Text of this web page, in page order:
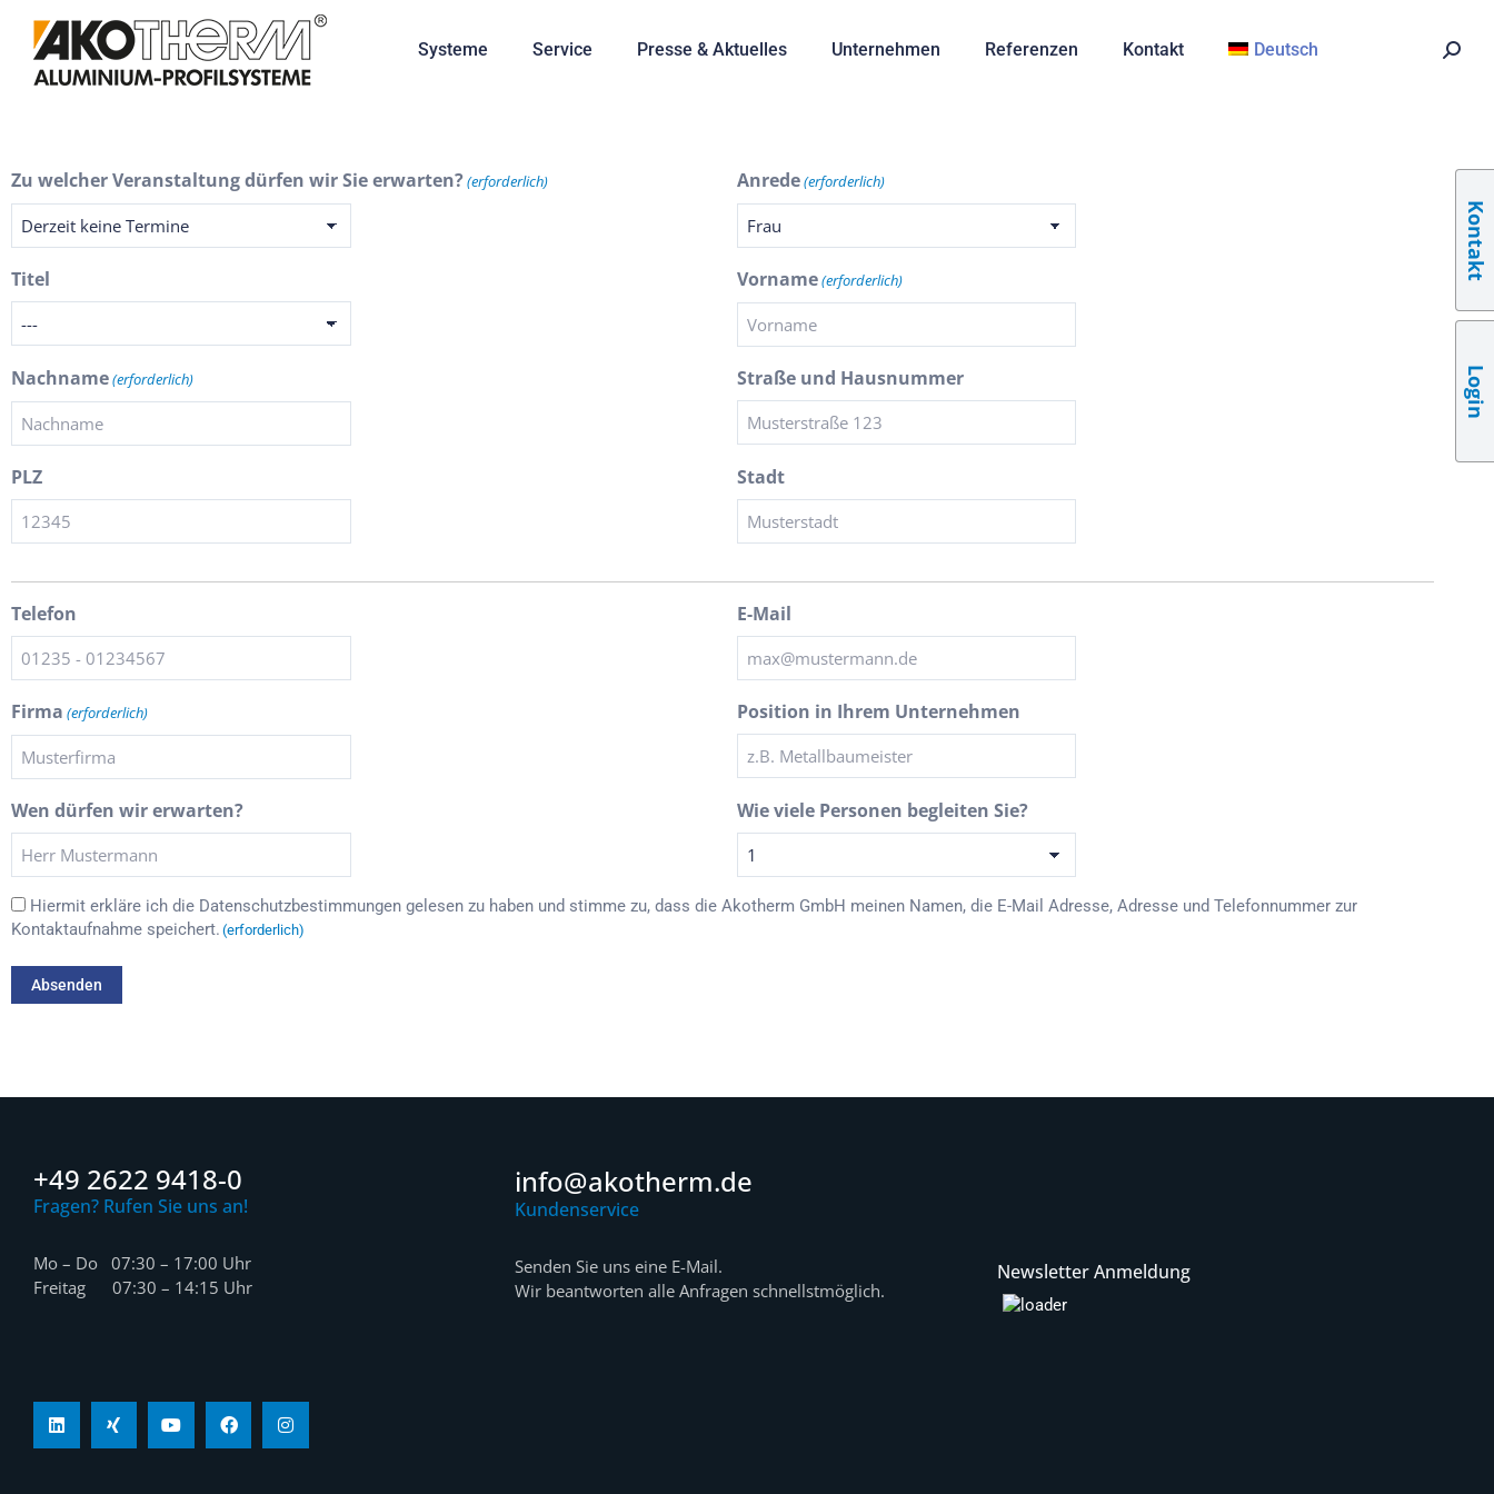
Systeme Service Presse & Aktuelles Unternehmen Referenzen Kontakt Deutsch
Zu welcher Veranstaltung dürfen wir Sie erwarten?(erforderlich) Anrede(erforderlich)
Titel Vorname(erforderlich)
Nachname(erforderlich) Straße und Hausnummer
PLZ Stadt
Telefon E-Mail
Firma (erforderlich) Position in Ihrem Unternehmen
Wen dürfen wir erwarten? Wie viele Personen begleiten Sie?
Einwilligung
(erforderlich)
Hiermit erkläre ich die Datenschutzbestimmungen gelesen zu haben und stimme zu, dass die Akotherm GmbH meinen Namen, die E-Mail Adresse, Adresse und Telefonnummer zur
Kontaktaufnahme speichert. (erforderlich)
+49 2622 9418-0
Fragen? Rufen Sie uns an!
Mo – Do 07:30 – 17:00 Uhr
Freitag 07:30 – 14:15 Uhr
info@akotherm.de
Kundenservice
Senden Sie uns eine E-Mail.
Wir beantworten alle Anfragen schnellstmöglich.
Newsletter Anmeldung
Kontakt
Login